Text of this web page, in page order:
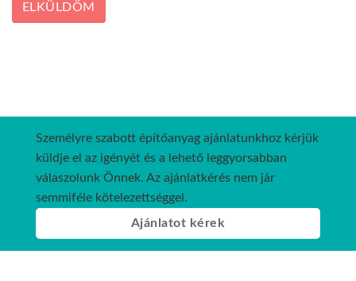
ELKÜLDÖM
Személyre szabott építőanyag ajánlatunkhoz kérjük
küldje el az igényét és a lehető leggyorsabban
válaszolunk Önnek. Az ajánlatkérés nem jár
semmiféle kötelezettséggel.
Ajánlatot kérek